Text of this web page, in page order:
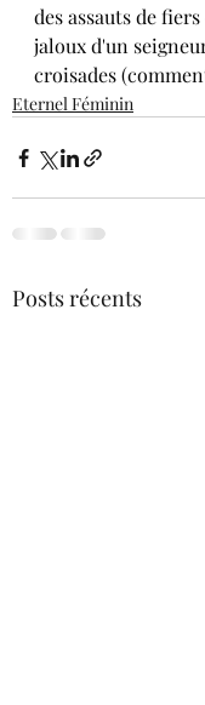
des assauts de
jaloux d'un
croisades
Eternel Féminin
Posts récents